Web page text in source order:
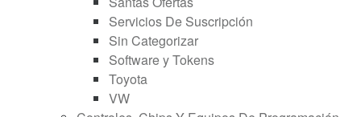
Servicios De Suscripción
Sin Categorizar
Software y Tokens
Toyota
VW